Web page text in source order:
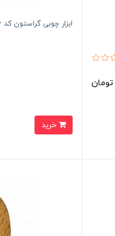
تومان
ابزار چوبی گراستون کد GW6
خرید